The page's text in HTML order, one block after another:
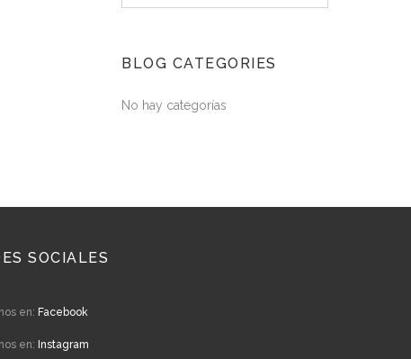
BLOG CATEGORIES
No hay categorías
SOCIALES
en: Facebook
en: Instagram